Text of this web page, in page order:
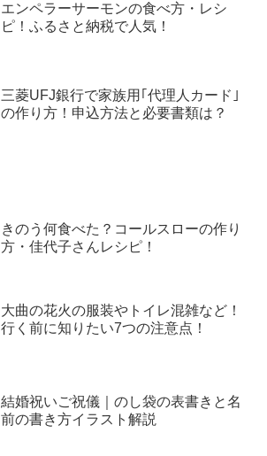
エンペラーサーモンの食べ方・レシ
ピ！ふるさと納税で人気！
三菱UFJ銀行で家族用｢代理人カード｣
の作り方！申込方法と必要書類は？
きのう何食べた？コールスローの作り
方・佳代子さんレシピ！
大曲の花火の服装やトイレ混雑など！
行く前に知りたい7つの注意点！
結婚祝いご祝儀｜のし袋の表書きと名
前の書き方イラスト解説